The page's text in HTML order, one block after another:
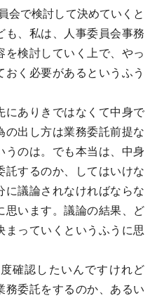
で検討して決めていくと
も、私は、人事委員会事務
を検討していく上で、やっ
く必要があるというふう
ありきではなくて中身で
の出し方は業務委託前提な
うのは。でも本当は、中身
託するのか、してはいけな
に議論されなければならな
思います。議論の結果、ど
まっていくというふうに思
確認したいんですけれど
務委託をするのか、あるい